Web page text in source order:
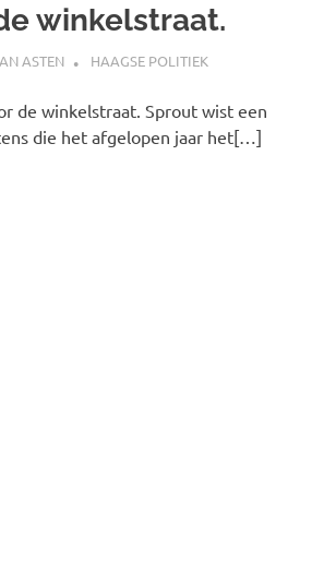
winkelstraat.
ASTEN HAAGSE POLITIEK
de winkelstraat. Sprout wist een
die het afgelopen jaar het[…]